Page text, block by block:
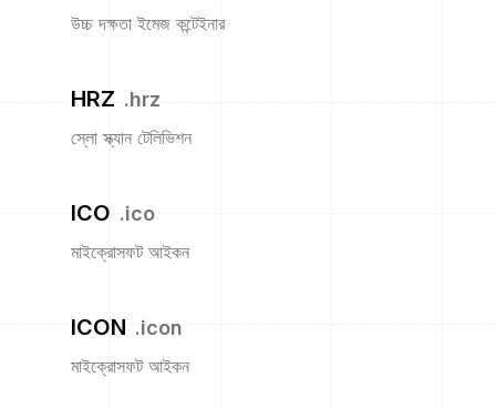
উচ্চ দক্ষতা ইমেজ কন্টেইনার
HRZ .hrz
স্লো স্ক্যান টেলিভিশন
ICO .ico
মাইক্রোসফট আইকন
ICON .icon
মাইক্রোসফট আইকন